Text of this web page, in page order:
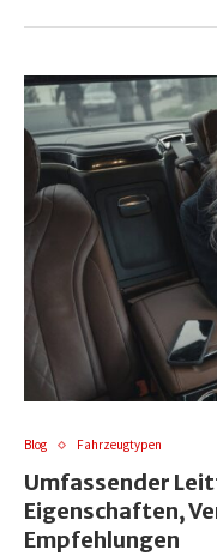
Blog Fahrzeugtypen
Umfassender
Eigenschaften,
Empfehlungen